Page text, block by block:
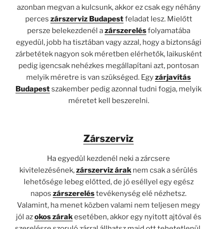
azonban megvan a kulcsunk, akkor ez csak egy néhány
perces zárszerviz Budapestfeladat lesz. Mielőtt
persze belekezdenél azárszerelésfolyamatába
egyedül, jobb ha tisztában vagy azzal, hogy a biztonsági
zárbetétek nagyon sok méretben elérhetők, laikusként
pedig igencsak nehézkes megállapítani azt, pontosan
melyik méretre is van szükséged. Egyzárjavítás
Budapestszakember pedig azonnal tudni fogja, melyik
méretet kell beszerelni.
Zárszerviz
Ha egyedül kezdenél neki a zárcsere
kivitelezésének,zárszerviz árak nem csak a sérülés
lehetősége lebeg előtted, de jó eséllyel egy egész
napos zárszereléstevékenység elé nézhetsz.
Valamint, ha menet közben valami nem teljesen megy
jól azokos zárakesetében, akkor egy nyitott ajtóval és